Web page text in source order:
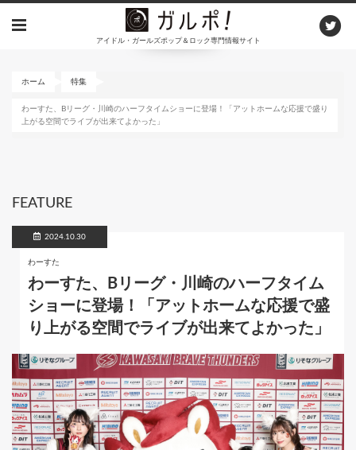
アイドル・ガールズポップ＆ロック専門情報サイト
ホーム 特集
わーすた、Bリーグ・川崎のハーフタイムショーに登場！「アットホームな応援で盛り
上がる空間でライブが出来てよかった」
FEATURE
2024.10.30
わーすた
わーすた、Bリーグ・川崎のハーフタイム
ショーに登場！「アットホームな応援で盛
り上がる空間でライブが出来てよかった」